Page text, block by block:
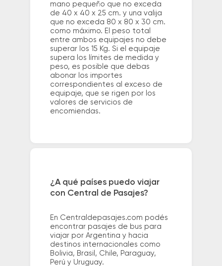
mano pequeño que no exceda
de 40 x 40 x 25 cm. y una valija
que no exceda 80 x 80 x 30 cm.
como máximo. El peso total
entre ambos equipajes no debe
superar los 15 Kg. Si el equipaje
supera los límites de medida y
peso, es posible que debas
abonar los importes
correspondientes al exceso de
equipaje, que se rigen por los
valores de servicios de
encomiendas.
¿A qué países puedo viajar
con Central de Pasajes?
En Centraldepasajes.com podés
encontrar pasajes de bus para
viajar por Argentina y hacia
destinos internacionales como
Bolivia, Brasil, Chile, Paraguay,
Perú y Uruguay.